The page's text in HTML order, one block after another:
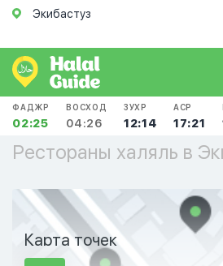
Экибастуз
ФАДЖР
02:25
ВОСХОД
04:26
ЗУХР
12:14
АСР
17:21
Рестораны халяль в
Карта точек